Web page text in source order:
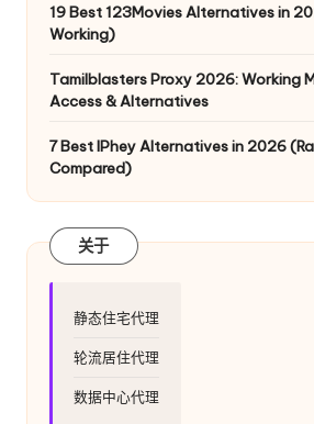
19 Best 123Movies Alternatives in
Working)
Tamilblasters Proxy 2026: Working
Access & Alternatives
7 Best IPhey Alternatives in 2026
Compared)
关于
静态住宅代理
轮流居住代理
数据中心代理